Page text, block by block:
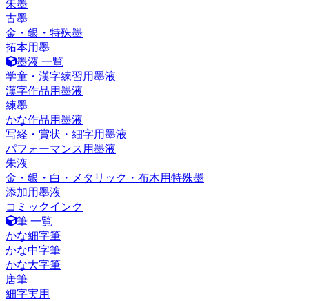
朱墨
古墨
金・銀・特殊墨
拓本用墨
墨液 一覧
学童・漢字練習用墨液
漢字作品用墨液
練墨
かな作品用墨液
写経・賞状・細字用墨液
パフォーマンス用墨液
朱液
金・銀・白・メタリック・布木用特殊墨
添加用墨液
コミックインク
筆 一覧
かな細字筆
かな中字筆
かな大字筆
唐筆
細字実用